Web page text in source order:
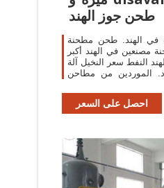
طحن جوز الهند
في الهند. طحن مطحنة
مصنعين في الهند أكبر
النفط سعر النخيل آلة
الموردين من مطاحن
احصل على السعر